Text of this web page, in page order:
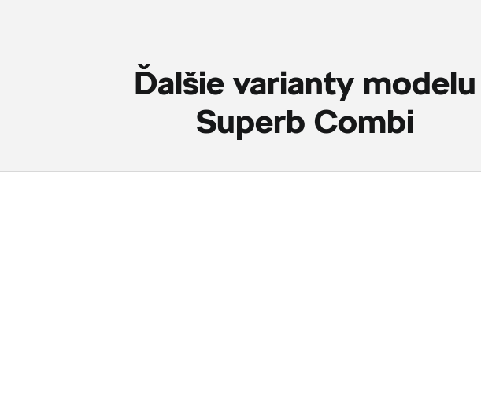
Ďalšie varianty modelu
Superb Combi